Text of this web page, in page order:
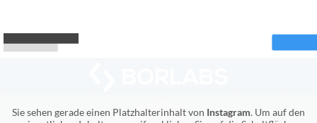
Sie sehen gerade einen Platzhalterinhalt von Instagram. Um auf den